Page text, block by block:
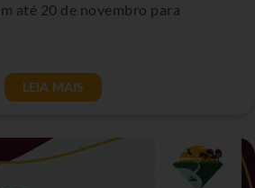
até 20 de novembro para
LEIA MAIS